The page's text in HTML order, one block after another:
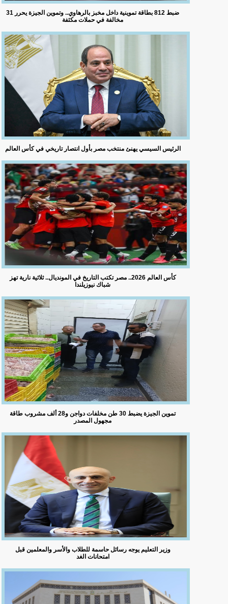
ضبط 812 بطاقة تموينية داخل مخبز بالرهاوي.. وتموين الجيزة يحرر 31
مخالفة في حملات مكثفة
الرئيس السيسي يهنئ منتخب مصر بأول انتصار تاريخي في كأس العالم
كأس العالم 2026.. مصر تكتب التاريخ في المونديال.. ثلاثية نارية تهز
شباك نيوزيلندا
تموين الجيزة يضبط 30 طن مخلفات دواجن و28 ألف مشروب طاقة
مجهول المصدر
وزير التعليم يوجه رسائل حاسمة للطلاب والأسر والمعلمين قبل
امتحانات الغد